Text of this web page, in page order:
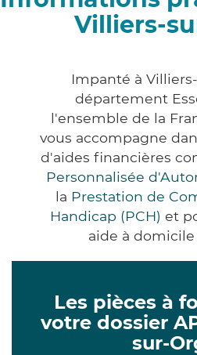
Villiers-
Impanté à
département
l'ensemble de la
vous accompagne
d'aides financières
Personnalisée
la Prestation de
Handicap (PCH) et
aide à
Les pièces à
votre dossier
sur-